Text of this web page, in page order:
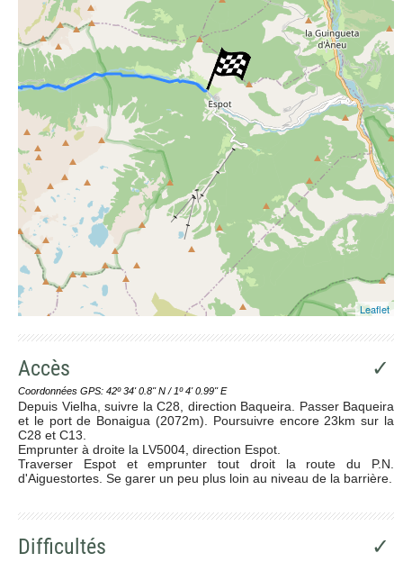
Leaflet
Accès ✓
Coordonnées GPS: 42º 34' 0.8'' N / 1º 4' 0.99'' E
Depuis Vielha, suivre la C28, direction Baqueira. Passer Baqueira
et le port de Bonaigua (2072m). Poursuivre encore 23km sur la
C28 et C13.
Emprunter à droite la LV5004, direction Espot.
Traverser Espot et emprunter tout droit la route du P.N.
d'Aiguestortes. Se garer un peu plus loin au niveau de la barrière.
Difficultés ✓